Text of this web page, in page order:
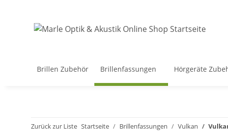
Brillen Zubehör Brillenfassungen Hörgeräte
Zurück zur Liste Startseite Brillenfassungen Vulkan